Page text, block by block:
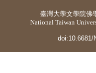
臺灣大學文學院佛
National Taiwan
doi:10.6681/